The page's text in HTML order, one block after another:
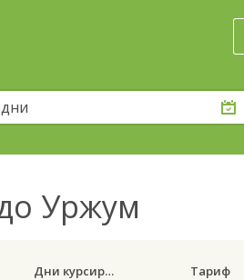
Уржум
Дни курсирования Тариф